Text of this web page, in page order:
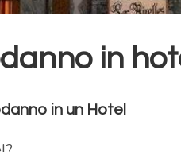
in
in un Hotel